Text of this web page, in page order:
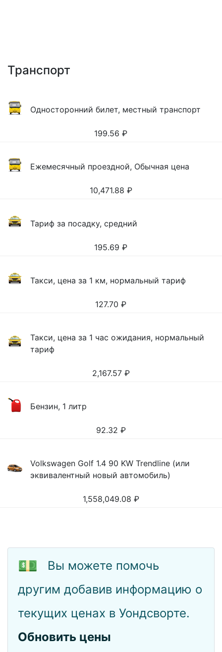
Транспорт
Односторонний билет, местный транспорт
199.56 ₽
Ежемесячный проездной, Обычная цена
10,471.88 ₽
Тариф за посадку, средний
195.69 ₽
Такси, цена за 1 км, нормальный тариф
127.70 ₽
Такси, цена за 1 час ожидания, нормальный
тариф
2,167.57 ₽
Бензин, 1 литр
92.32 ₽
Volkswagen Golf 1.4 90 KW Trendline (или
эквивалентный новый автомобиль)
1,558,049.08 ₽
💵
Вы можете помочь
другим добавив информацию о
текущих ценах в Уондсворте.
Обновить цены